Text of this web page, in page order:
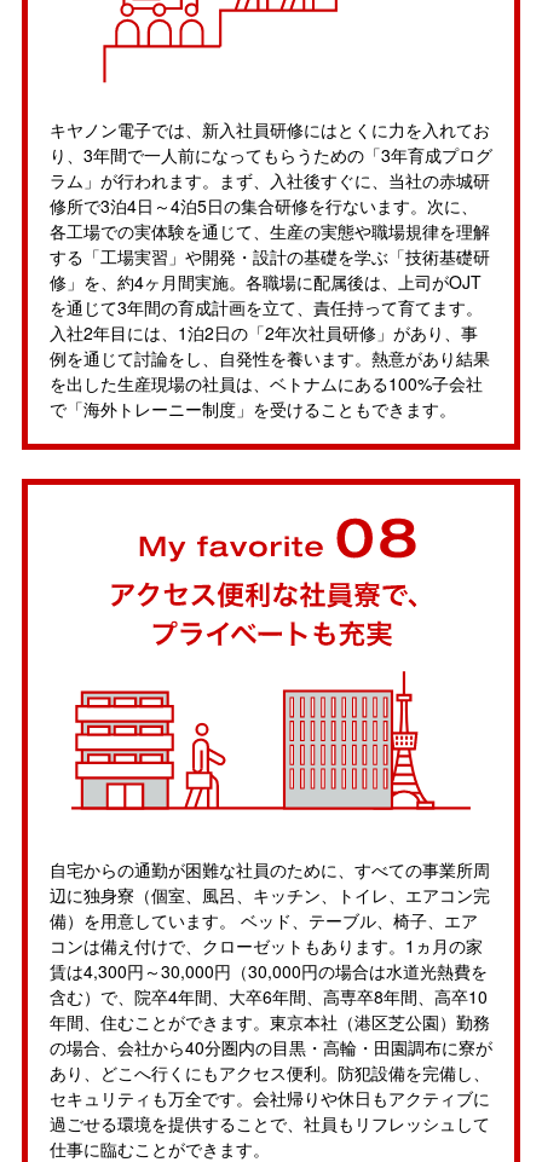
キヤノン電子では、新入社員研修にはとくに力を入れてお
り、3年間で一人前になってもらうための「3年育成プログ
ラム」が行われます。まず、入社後すぐに、当社の赤城研
修所で3泊4日～4泊5日の集合研修を行ないます。次に、
各工場での実体験を通じて、生産の実態や職場規律を理解
する「工場実習」や開発・設計の基礎を学ぶ「技術基礎研
修」を、約4ヶ月間実施。各職場に配属後は、上司がOJT
を通じて3年間の育成計画を立て、責任持って育てます。
入社2年目には、1泊2日の「2年次社員研修」があり、事
例を通じて討論をし、自発性を養います。熱意があり結果
を出した生産現場の社員は、ベトナムにある100%子会社
で「海外トレーニー制度」を受けることもできます。
自宅からの通勤が困難な社員のために、すべての事業所周
辺に独身寮（個室、風呂、キッチン、トイレ、エアコン完
備）を用意しています。 ベッド、テーブル、椅子、エア
コンは備え付けで、クローゼットもあります。1ヵ月の家
賃は4,300円～30,000円（30,000円の場合は水道光熱費を
含む）で、院卒4年間、大卒6年間、高専卒8年間、高卒10
年間、住むことができます。東京本社（港区芝公園）勤務
の場合、会社から40分圏内の目黒・高輪・田園調布に寮が
あり、どこへ行くにもアクセス便利。防犯設備を完備し、
セキュリティも万全です。会社帰りや休日もアクティブに
過ごせる環境を提供することで、社員もリフレッシュして
仕事に臨むことができます。